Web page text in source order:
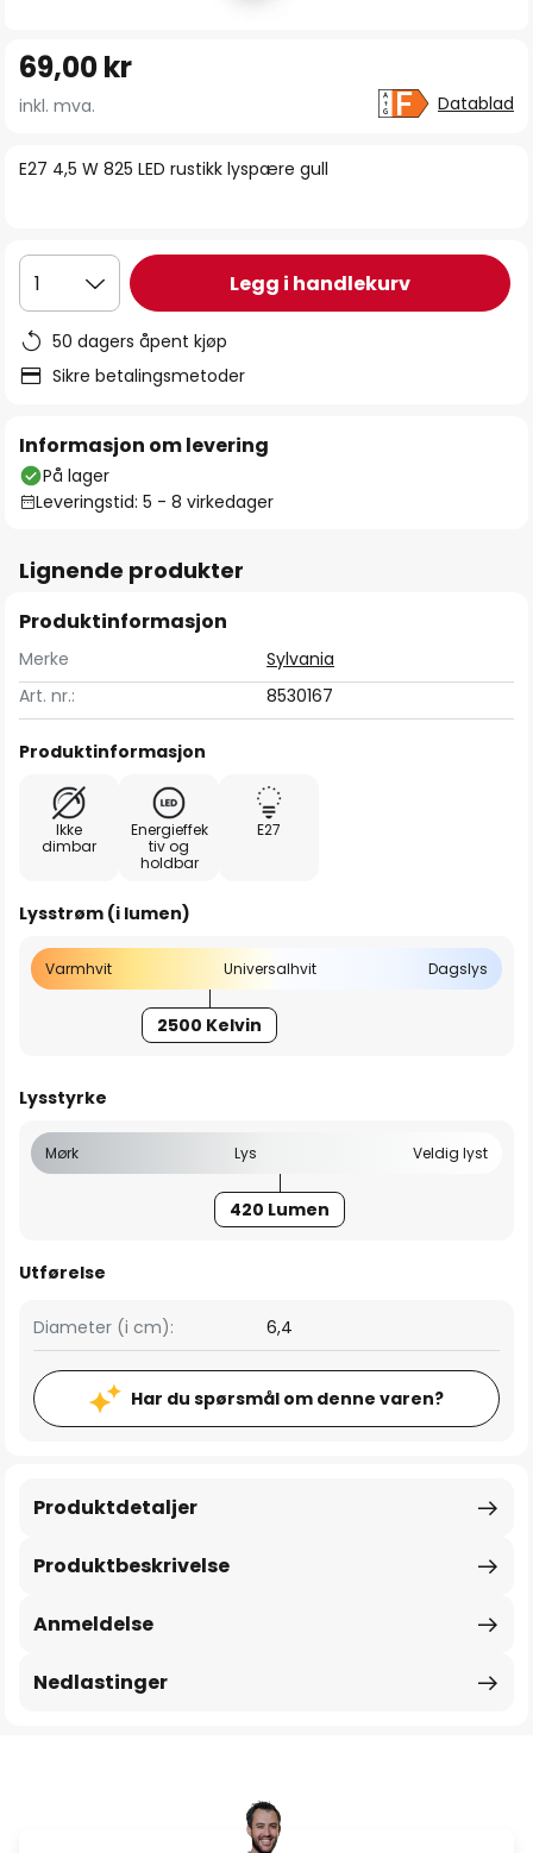
begynnelsen
bildegalleri
E27 4,5 W 825 LED rustikk lyspære gull
69,00 kr
inkl. mva. Datablad
1 Legg i handlekurv
50 dagers åpent kjøp
Sikre betalingsmetoder
Informasjon om levering
På lager
Leveringstid: 5 - 8 virkedager
Lignende produkter
Produktinformasjon
Merke
Sylvania
Art. nr.:
8530167
Produktinformasjon
Ikke
dimbar
Energieffek
tiv og
holdbar
E27
Lysstrøm (i lumen)
Varmhvit Universalhvit Dagslys
2500 Kelvin
Lysstyrke
Mørk Lys Veldig lyst
420 Lumen
Utførelse
Diameter (i cm): 6,4
Har du spørsmål om denne varen?
Produktbeskrivelse
Produktdetaljer
Anmeldelse
Nedlastinger